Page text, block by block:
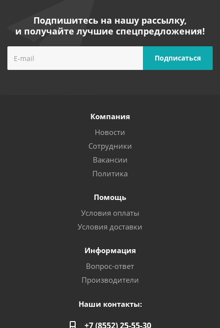
Подпишитесь на нашу рассылку,
и получайте лучшие спецпредложения!
Компания
Новости
Сотрудники
Вакансии
Политика
Помощь
Условия оплаты
Условия доставки
Информация
Вопрос-ответ
Производители
Наши контакты:
+7 (8552) 25-55-30